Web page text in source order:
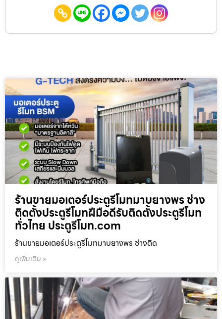
ร้านขายมอเตอร์ประตูรีโมทมาบยางพร ช่าง
ติดตั้งประตูรีโมทฝีมือดีรับติดตั้งประตูรีโมท
ทั่วไทย ประตูรีโมท.com
ร้านขายมอเตอร์ประตูรีโมทมาบยางพร ช่างติด
ดูเพิ่มเติม »